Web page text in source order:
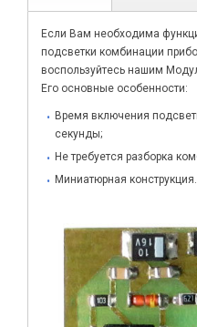
Если Вам необходима
подсветки комбинации
воспользуйтесь нашим
Его основные особенности:
Время включения
секунды;
Не требуется разборка
Миниатюрная конструкция.